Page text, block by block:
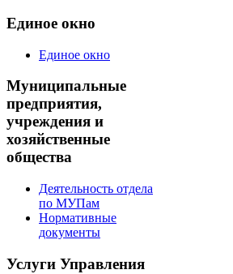
Единое окно
Единое окно
Муниципальные
предприятия,
учреждения и
хозяйственные
общества
Деятельность отдела
по МУПам
Нормативные
документы
Услуги Управления